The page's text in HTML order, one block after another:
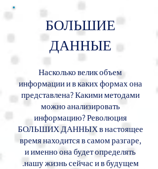
БОЛЬШИЕ
ДАННЫЕ
Насколько велик объем
информации и в каких формах она
представлена? Какими методами
можно анализировать
информацию? Революция
БОЛЬШИХ ДАННЫХ в настоящее
время находится в самом разгаре,
и именно она будет определять
нашу жизнь сейчас и в будущем.